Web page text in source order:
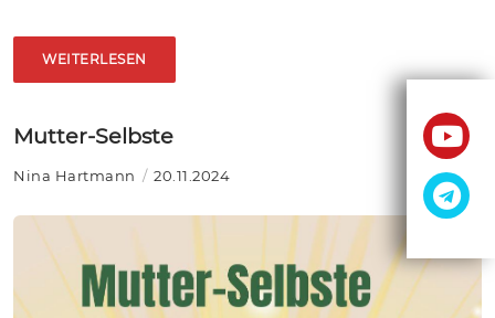
WEITERLESEN
Mutter-Selbste
Nina Hartmann 20.11.2024